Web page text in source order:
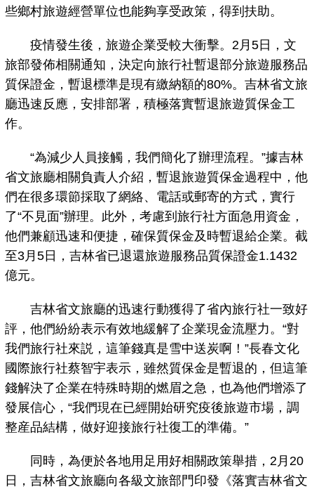
些鄉村旅遊經營單位也能夠享受政策，得到扶助。
疫情發生後，旅遊企業受較大衝擊。2月5日，文
旅部發佈相關通知，決定向旅行社暫退部分旅遊服務品
質保證金，暫退標準是現有繳納額的80%。吉林省文旅
廳迅速反應，安排部署，積極落實暫退旅遊質保金工
作。
“為減少人員接觸，我們簡化了辦理流程。”據吉林
省文旅廳相關負責人介紹，暫退旅遊質保金過程中，他
們在很多環節採取了網絡、電話或郵寄的方式，實行
了“不見面”辦理。此外，考慮到旅行社方面急用資金，
他們兼顧迅速和便捷，確保質保金及時暫退給企業。截
至3月5日，吉林省已退還旅遊服務品質保證金1.1432
億元。
吉林省文旅廳的迅速行動獲得了省內旅行社一致好
評，他們紛紛表示有效地緩解了企業現金流壓力。“對
我們旅行社來説，這筆錢真是雪中送炭啊！”長春文化
國際旅行社蔡智宇表示，雖然質保金是暫退的，但這筆
錢解決了企業在特殊時期的燃眉之急，也為他們增添了
發展信心，“我們現在已經開始研究疫後旅遊市場，調
整産品結構，做好迎接旅行社復工的準備。”
同時，為便於各地用足用好相關政策舉措，2月20
日，吉林省文旅廳向各級文旅部門印發《落實吉林省文